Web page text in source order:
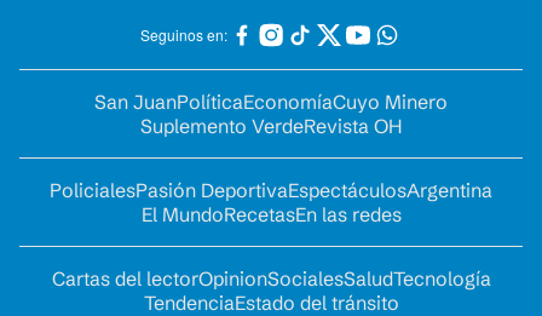
Seguinos en:
San JuanPolíticaEconomíaCuyo Minero
Suplemento VerdeRevista OH
PolicialesPasión DeportivaEspectáculosArgentina
El MundoRecetasEn las redes
Cartas del lectorOpinionSocialesSaludTecnología
TendenciaEstado del tránsito